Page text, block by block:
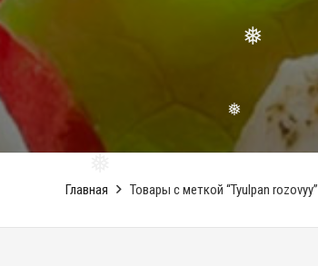
❅
❅
Главная Товары с меткой “Tyulpan rozovyy”